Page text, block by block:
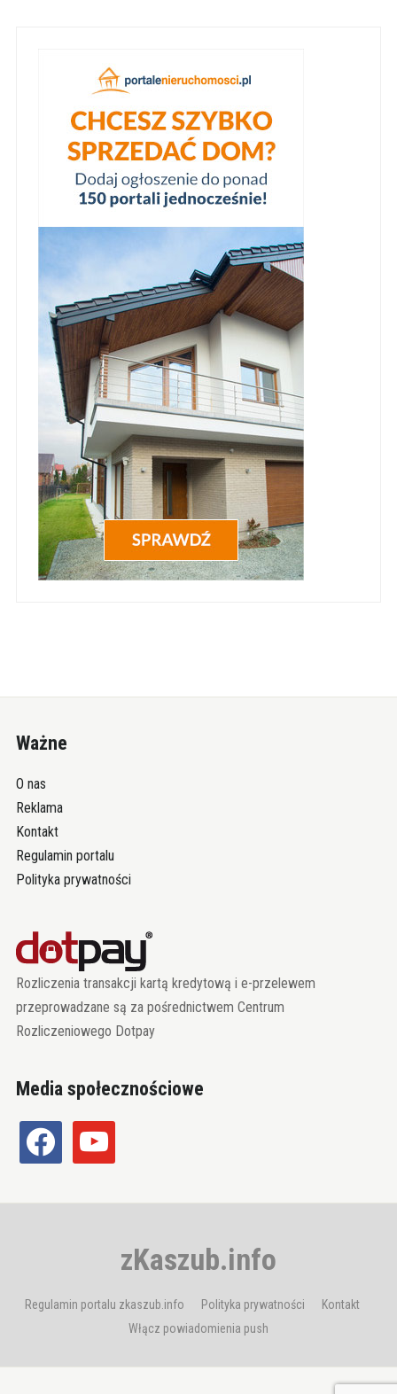
Ważne
O nas
Reklama
Kontakt
Regulamin portalu
Polityka prywatności
Rozliczenia transakcji kartą kredytową i e-przelewem
przeprowadzane są za pośrednictwem Centrum
Rozliczeniowego Dotpay
Media społecznościowe
facebook youtube
zKaszub.info
Regulamin portalu zkaszub.info Polityka prywatności
Kontakt
Włącz powiadomienia push